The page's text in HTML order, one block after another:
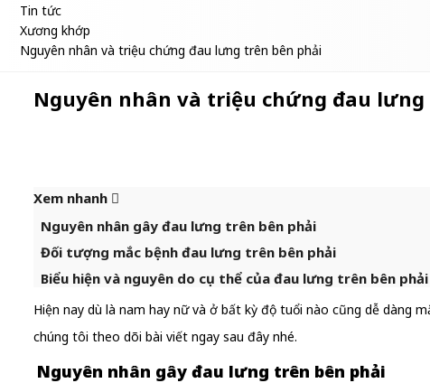
Tin tức
Xương khớp
Nguyên nhân và triệu chứng đau lưng trên bên phải
Nguyên nhân và triệu chứng đau
Xem nhanh
Nguyên nhân gây đau lưng trên bên phải
Đối tượng mắc bệnh đau lưng trên bên phải
Biểu hiện và nguyên do cụ thể của đau lưng trên bên phải
Hiện nay dù là nam hay nữ và ở bất kỳ độ tuổi nào cũng dễ dàng
chúng tôi theo dõi bài viết ngay sau đây nhé.
Nguyên nhân gây đau lưng trên bên phải